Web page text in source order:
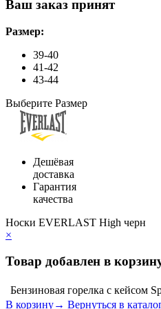
Ваш заказ принят
Размер:
39-40
41-42
43-44
Выберите Размер
Дешёвая
доставка
Гарантия
качества
Носки EVERLAST High черн
×
Товар добавлен в
Бензиновая горелка с кейсом
В корзину→ Вернуться в